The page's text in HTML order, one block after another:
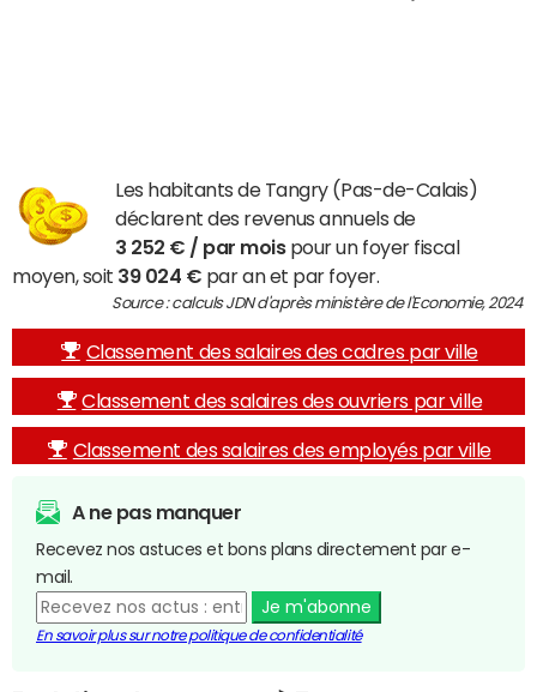
Les habitants de Tangry (Pas-de-Calais)
déclarent des revenus annuels de
3 252 € / par moispour un foyer fiscal
moyen, soit 39 024 € par an et par foyer.
Source : calculs JDN d'après ministère de l'Economie, 2024
Classement des salaires des cadres par ville
Classement des salaires des ouvriers par ville
Classement des salaires des employés par ville
A ne pas manquer
Recevez nos astuces et bons plans directement par e-
mail.
Je m'abonne
En savoir plus sur notre politique de confidentialité